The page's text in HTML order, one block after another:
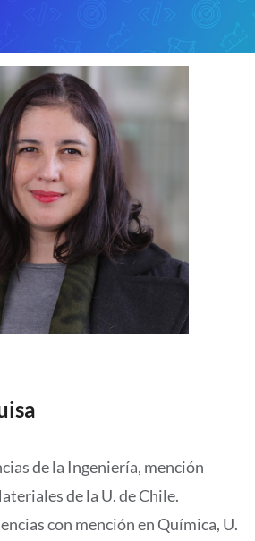
de la Ingeniería, mención
de la U. de Chile.
con mención en Química, U.